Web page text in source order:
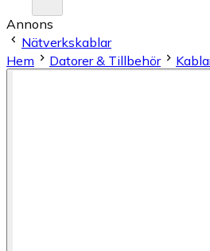
Annons
Nätverkskablar
Hem
Datorer & Tillbehör